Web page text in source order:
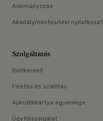
Adományozás
Akadálymentesítési nyilatkozat
Szolgáltatás
Boltkereső
Fizetés és szállítás
Ajándékkártya egyenlege
Ügyfélszolgálat